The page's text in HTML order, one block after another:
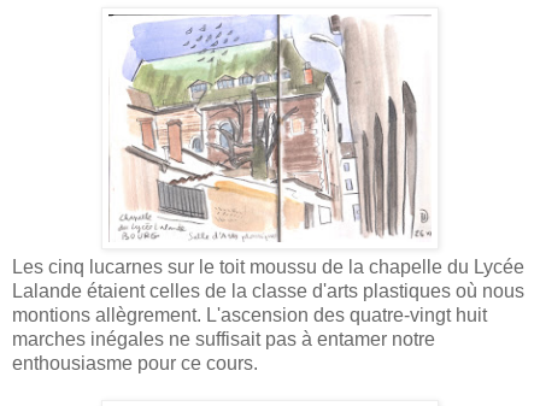
Les cinq lucarnes sur le toit moussu de la chapelle du Lycée
Lalande étaient celles de la classe d'arts plastiques où nous
montions allègrement. L'ascension des quatre-vingt huit
marches inégales ne suffisait pas à entamer notre
enthousiasme pour ce cours.